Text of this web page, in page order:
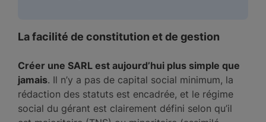
La facilité de constitution et de gestion
Créer une SARL est aujourd’hui plus simple que
jamais. Il n’y a pas de capital social minimum, la
rédaction des statuts est encadrée, et le régime
social du gérant est clairement défini selon qu’il